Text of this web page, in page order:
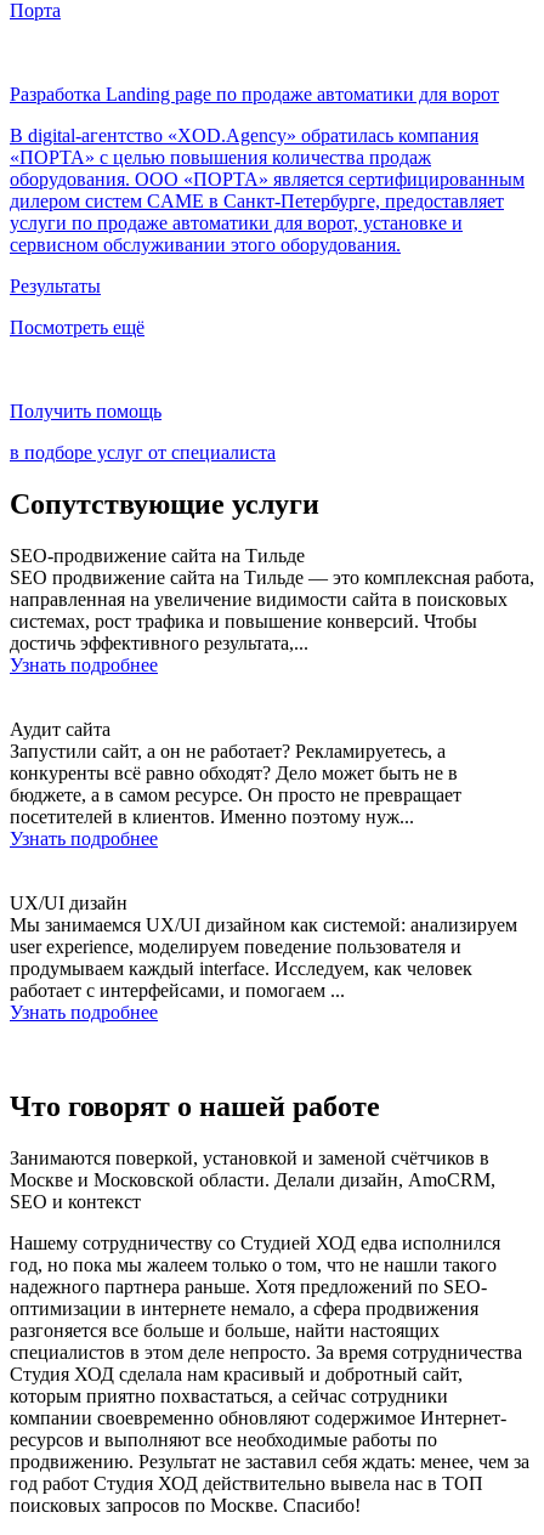
Порта
Разработка Landing page по продаже автоматики для ворот
В digital-агентство «XOD.Agency» обратилась компания
«ПОРТА» с целью повышения количества продаж
оборудования. ООО «ПОРТА» является сертифицированным
дилером систем CAME в Санкт-Петербурге, предоставляет
услуги по продаже автоматики для ворот, установке и
сервисном обслуживании этого оборудования.
Результаты
Посмотреть ещё
Получить помощь
в подборе услуг от специалиста
Сопутствующие услуги
SEO-продвижение сайта на Тильде
SEO продвижение сайта на Тильде — это комплексная работа,
направленная на увеличение видимости сайта в поисковых
системах, рост трафика и повышение конверсий. Чтобы
достичь эффективного результата,...
Узнать подробнее
Аудит сайта
Запустили сайт, а он не работает? Рекламируетесь, а
конкуренты всё равно обходят? Дело может быть не в
бюджете, а в самом ресурсе. Он просто не превращает
посетителей в клиентов. Именно поэтому нуж...
Узнать подробнее
UX/UI дизайн
Мы занимаемся UX/UI дизайном как системой: анализируем
user experience, моделируем поведение пользователя и
продумываем каждый interface. Исследуем, как человек
работает с интерфейсами, и помогаем ...
Узнать подробнее
Что говорят о нашей работе
Занимаются поверкой, установкой и заменой счётчиков в
Москве и Московской области. Делали дизайн, AmoCRM,
SEO и контекст
Нашему сотрудничеству со Студией ХОД едва исполнился
год, но пока мы жалеем только о том, что не нашли такого
надежного партнера раньше. Хотя предложений по SEO-
оптимизации в интернете немало, а сфера продвижения
разгоняется все больше и больше, найти настоящих
специалистов в этом деле непросто. За время сотрудничества
Студия ХОД сделала нам красивый и добротный сайт,
которым приятно похвастаться, а сейчас сотрудники
компании своевременно обновляют содержимое Интернет-
ресурсов и выполняют все необходимые работы по
продвижению. Результат не заставил себя ждать: менее, чем за
год работ Студия ХОД действительно вывела нас в ТОП
поисковых запросов по Москве. Спасибо!